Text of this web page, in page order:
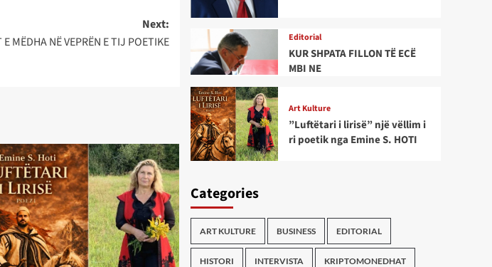
Next:
E MËDHA NË VEPRËN E TIJ POETIKE
Editorial
KUR SHPATA FILLON TË ECË
MBI NE
Art Kulture
”Luftëtari i lirisë” një vëllim i
ri poetik nga Emine S. HOTI
Categories
ART KULTURE BUSINESS EDITORIAL
HISTORI INTERVISTA KRIPTOMONEDHAT